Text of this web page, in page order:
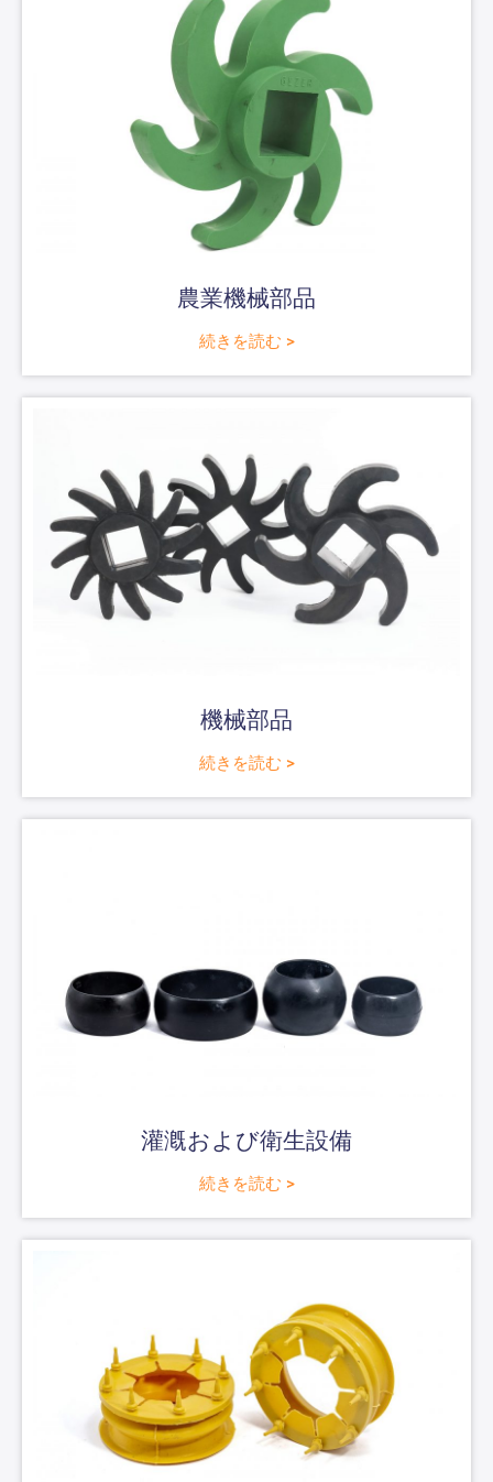
農業機械部品
続きを読む >
機械部品
続きを読む >
灌漑および衛生設備
続きを読む >